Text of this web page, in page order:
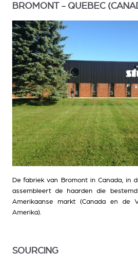
BROMONT - QUEBEC
De fabriek van Bromont in Canada, in
assembleert de haarden die
Amerikaanse markt (Canada en de
Amerika).
SOURCING